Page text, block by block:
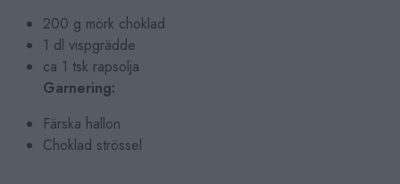
200 g mörk choklad
1 dl vispgrädde
ca 1 tsk rapsolja
Garnering:
Färska hallon
Choklad strössel